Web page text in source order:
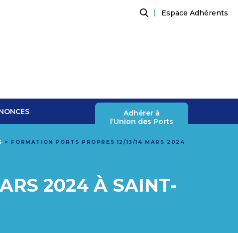
Espace Adhérents
Adhérer à
l’Union des Ports
>
FORMATION PORTS PROPRES 12/13/14 MARS 2024
2024 À SAINT-